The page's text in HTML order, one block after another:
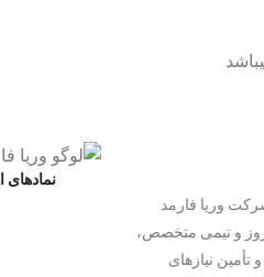
وریا فارمد
روز و تیمی متخصص،
نیازهای
نمادهای